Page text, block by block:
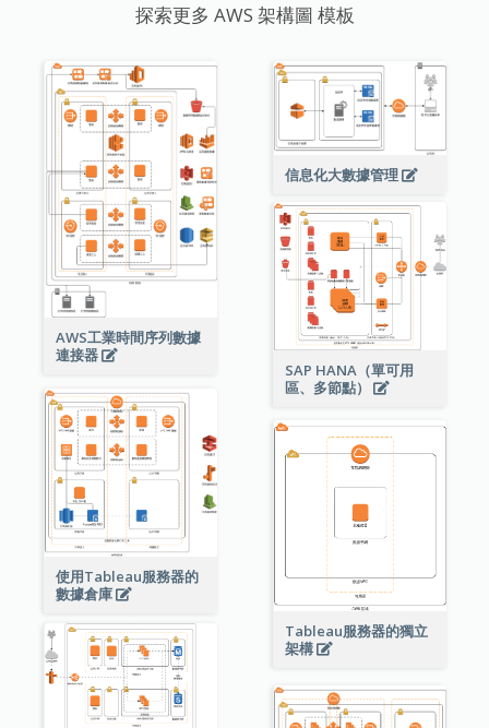
探索更多 AWS 架構圖 模板
AWS工業時間序列數據
連接器
信息化大數據管理
SAP HANA（單可用
區、多節點）
使用Tableau服務器的
數據倉庫
Tableau服務器的獨立
架構